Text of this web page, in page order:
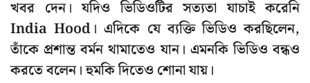
খবর দেন। যদিও ভিডিওটির সত্যতা যাচাই করেনি
India Hood। এদিকে যে ব্যক্তি ভিডিও করছিলেন,
তাঁকে প্রশান্ত বর্মন থামাতেও যান। এমনকি ভিডিও বন্ধও
করতে বলেন। হুমকি দিতেও শোনা যায়।